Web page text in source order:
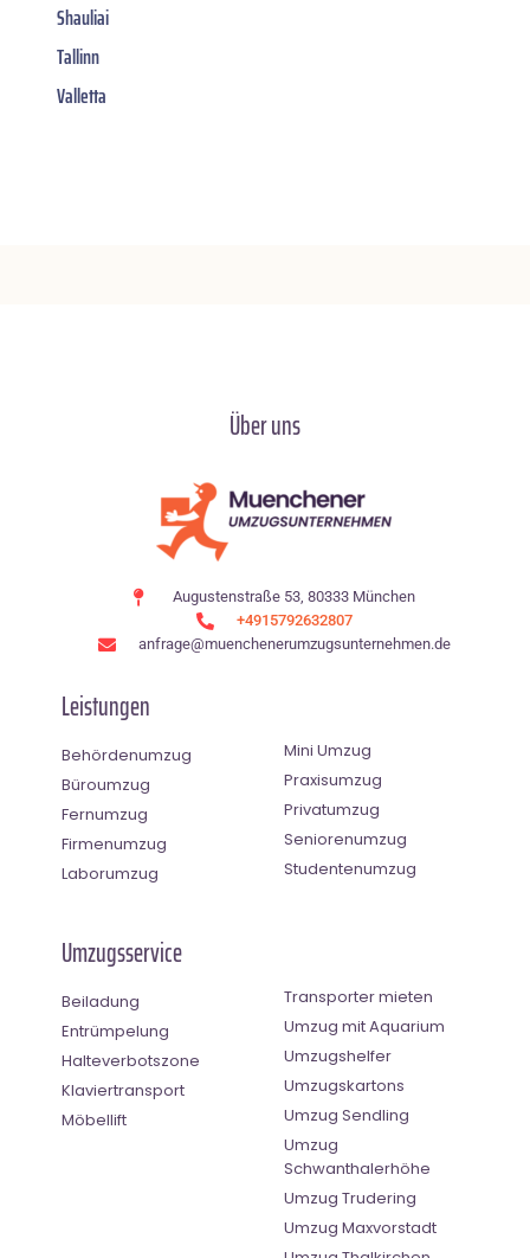
Shauliai
Tallinn
Valletta
Über uns
Augustenstraße 53, 80333 München
+4915792632807
anfrage@muenchenerumzugsunternehmen.de
Leistungen
Behördenumzug
Büroumzug
Fernumzug
Firmenumzug
Laborumzug
Mini Umzug
Praxisumzug
Privatumzug
Seniorenumzug
Studentenumzug
Umzugsservice
Beiladung
Entrümpelung
Halteverbotszone
Klaviertransport
Möbellift
Transporter mieten
Umzug mit Aquarium
Umzugshelfer
Umzugskartons
Umzug Sendling
Umzug
Schwanthalerhöhe
Umzug Trudering
Umzug Maxvorstadt